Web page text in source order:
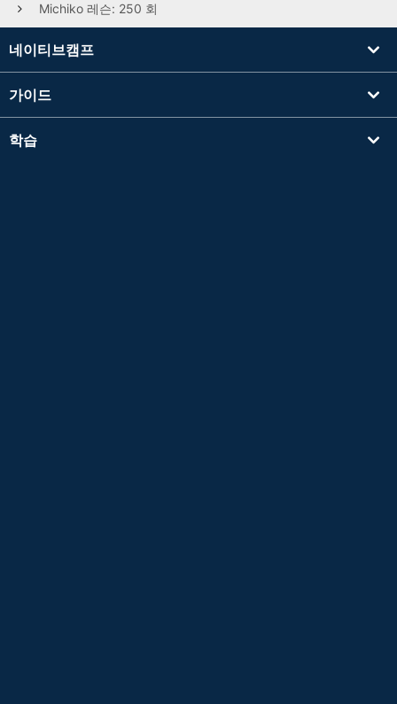
Michiko 레슨: 250 회
네이티브캠프
가이드
학습